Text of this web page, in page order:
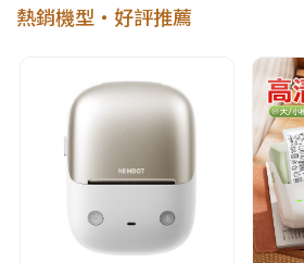
熱銷機型・好評推薦